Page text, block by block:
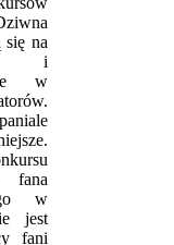
się na
i
w
fana
go w
jest
fani